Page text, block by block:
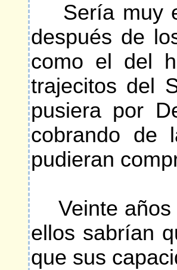
Sería muy
después de
como el del
trajecitos del
pusiera por
cobrando de
pudieran
Veinte años
ellos sabrían
que sus